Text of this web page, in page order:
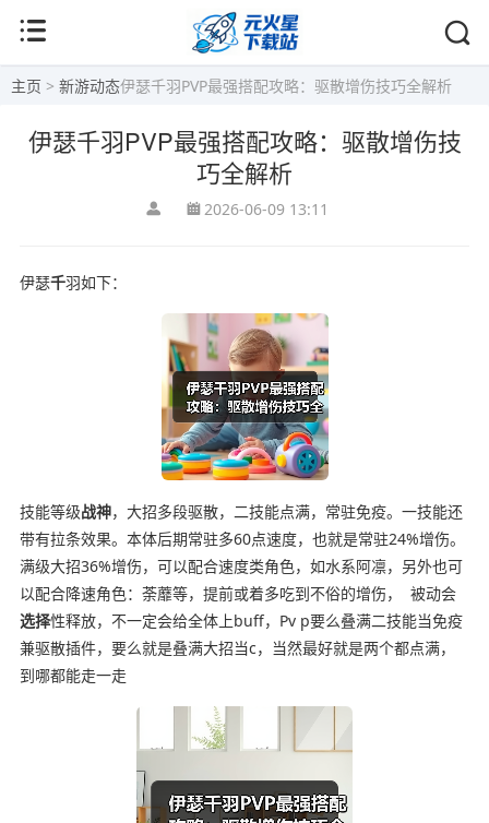
主页 > 新游动态伊瑟千羽PVP最强搭配攻略：驱散增伤技巧全解析
伊瑟千羽PVP最强搭配攻略：驱散增伤技
巧全解析
2026-06-09 13:11
伊瑟千羽如下：
技能等级战神，大招多段驱散，二技能点满，常驻免疫。一技能还
带有拉条效果。本体后期常驻多60点速度，也就是常驻24%增伤。
满级大招36%增伤，可以配合速度类角色，如水系阿凛，另外也可
以配合降速角色：荼蘼等，提前或着多吃到不俗的增伤， 被动会
选择性释放，不一定会给全体上buff，Pv p要么叠满二技能当免疫
兼驱散插件，要么就是叠满大招当c，当然最好就是两个都点满，
到哪都能走一走